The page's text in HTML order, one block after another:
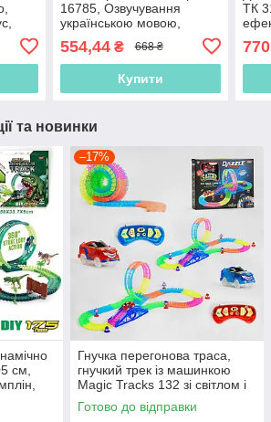
16785, Озвучування
українською мовою,
554,44₴ 668 ₴
Купити
ТК
та новинки
см,
–17%
Гнучка перегонова траса,
гнучкий трек із машинкою
Magic Tracks 132 зі світлом і
звуком, довжина траси 348
см
Готово до відправки